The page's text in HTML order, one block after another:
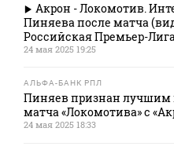
Акрон - Локомотив.
Пиняева после матча
Российская Премьер-
24 мая 2025 19:25
АЛЬФА-БАНК РПЛ
Пиняев признан лучшим
матча «Локомотива» с
24 мая 2025 18:33